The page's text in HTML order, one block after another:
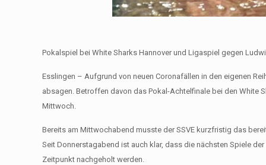
Pokalspiel bei White Sharks Hannover und Ligaspiel gegen
Esslingen – Aufgrund von neuen Coronafällen in den eigenen
absagen. Betroffen davon das Pokal-Achtelfinale bei den White
Mittwoch.
Bereits am Mittwochabend musste der SSVE kurzfristig das
Seit Donnerstagabend ist auch klar, dass die nächsten Spiele
Zeitpunkt nachgeholt werden.